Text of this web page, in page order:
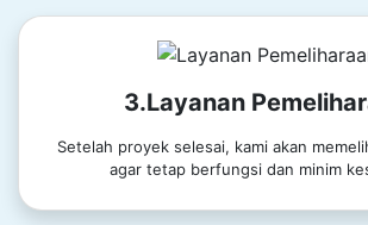
3.Layanan
Setelah proyek selesai, kami akan
agar tetap berfungsi dan minim